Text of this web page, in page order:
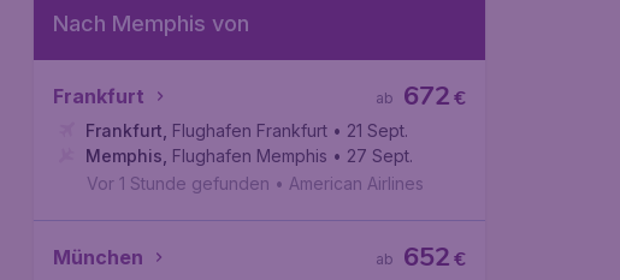
Nach Memphis von
Frankfurt €
672
ab
Frankfurt Flughafen Frankfurt • 21 Sept.
Memphis Flughafen Memphis • 27 Sept.
Vor 1 Stunde gefunden • American Airlines
München €
652
ab